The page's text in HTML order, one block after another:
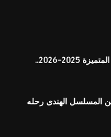
مصروفات المدارس التجريبية والرسمية المتميزة 2025-2026..
المسلسل الهندى رحله